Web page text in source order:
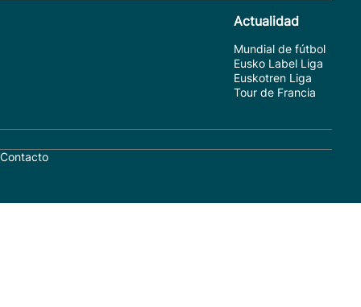
Actualidad
Mundial de fútbol
Eusko Label Liga
Euskotren Liga
Tour de Francia
Contacto